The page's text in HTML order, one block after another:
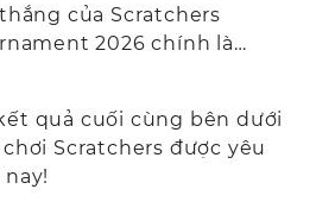
của Scratchers
2026 chính là…
quả cuối cùng bên dưới
Scratchers được yêu